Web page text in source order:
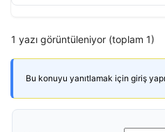
1 yazı görüntüleniyor (toplam 1)
Bu konuyu yanıtlamak için giriş